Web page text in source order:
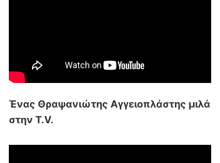
Ένας Θραψανιώτης Αγγειοπλάστης μιλά
στην T.V.